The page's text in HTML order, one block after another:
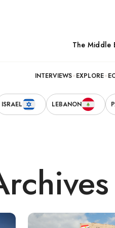
The Middle
EXPLORE
INTERVIEWS
LEBANON
ISRAEL